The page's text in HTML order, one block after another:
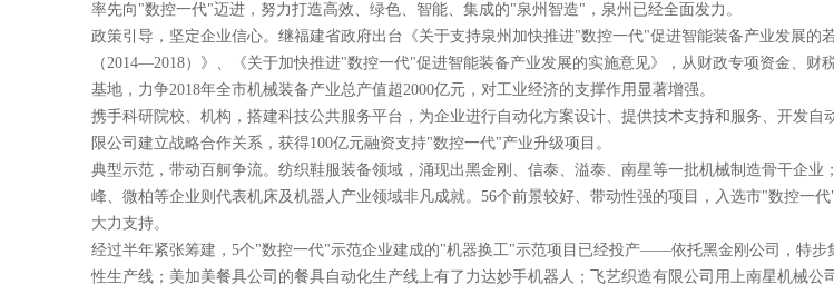
率先向"数控一代"迈进，努力打造高效、绿色、智能、集成的"泉州智造"，泉州已经全面发力。
政策引导，坚定企业信心。继福建省政府出台《关于支持泉州加快推进"数控一代"促进智能装备产业发展
（2014—2018）》、《关于加快推进"数控一代"促进智能装备产业发展的实施意见》，从财政专项资金、
基地，力争2018年全市机械装备产业总产值超2000亿元，对工业经济的支撑作用显著增强。
携手科研院校、机构，搭建科技公共服务平台，为企业进行自动化方案设计、提供技术支持和服务、开发
限公司建立战略合作关系，获得100亿元融资支持"数控一代"产业升级项目。
典型示范，带动百舸争流。纺织鞋服装备领域，涌现出黑金刚、信泰、溢泰、南星等一批机械制造骨干企
峰、微柏等企业则代表机床及机器人产业领域非凡成就。56个前景较好、带动性强的项目，入选市"数控一
大力支持。
经过半年紧张筹建，5个"数控一代"示范企业建成的"机器换工"示范项目已经投产——依托黑金刚公司，特
性生产线；美加美餐具公司的餐具自动化生产线上有了力达妙手机器人；飞艺织造有限公司用上南星机械